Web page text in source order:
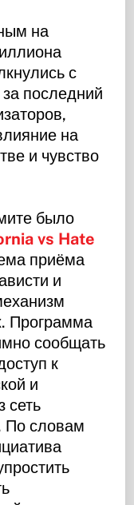
на
с
последний
на
и чувство
было
vs Hate
приёма
и
Программа
сообщать
к
и
сеть
По словам